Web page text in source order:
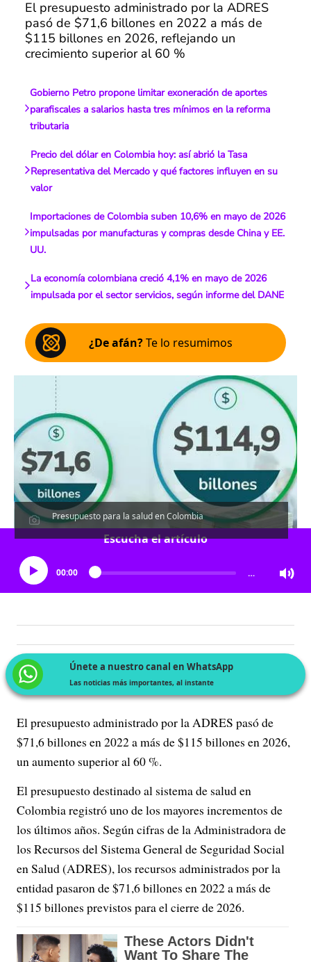
El presupuesto administrado por la ADRES
pasó de $71,6 billones en 2022 a más de
$115 billones en 2026, reflejando un
crecimiento superior al 60 %
Gobierno Petro propone limitar exoneración de aportes
parafiscales a salarios hasta tres mínimos en la reforma
tributaria
Precio del dólar en Colombia hoy: así abrió la Tasa
Representativa del Mercado y qué factores influyen en su
valor
Importaciones de Colombia suben 10,6% en mayo de 2026
impulsadas por manufacturas y compras desde China y EE.
UU.
La economía colombiana creció 4,1% en mayo de 2026
impulsada por el sector servicios, según informe del DANE
¿De afán?Te lo resumimos
Presupuesto para la salud en Colombia
Escucha el artículo
00:00 …
Únete a nuestro canal en WhatsApp
Las noticias más importantes, al instante
El presupuesto administrado por la ADRES pasó de
$71,6 billones en 2022 a más de $115 billones en 2026,
un aumento superior al 60 %.
El presupuesto destinado al sistema de salud en
Colombia registró uno de los mayores incrementos de
los últimos años. Según cifras de la Administradora de
los Recursos del Sistema General de Seguridad Social
en Salud (ADRES), los recursos administrados por la
entidad pasaron de $71,6 billones en 2022 a más de
$115 billones previstos para el cierre de 2026.